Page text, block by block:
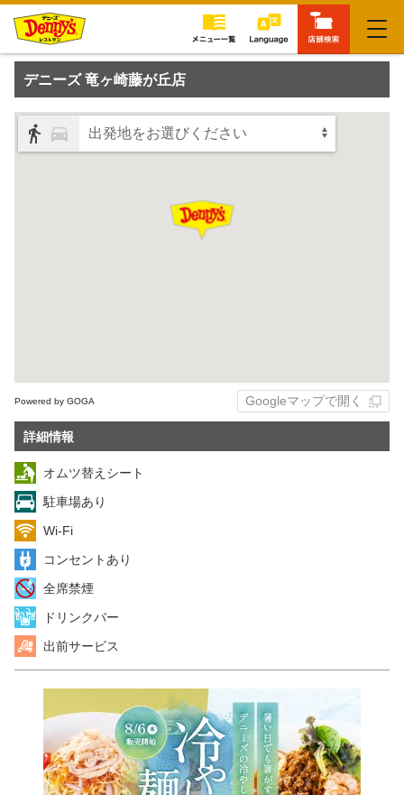
閉じる
デニーズ 竜ヶ崎藤が丘店
出発地をお選びください
Powered by GOGA Googleマップで開く
詳細情報
オムツ替えシート
駐車場あり
Wi-Fi
コンセントあり
全席禁煙
ドリンクバー
出前サービス